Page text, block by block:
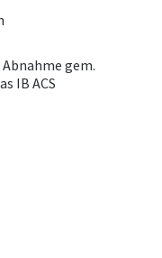
gem.
IB ACS